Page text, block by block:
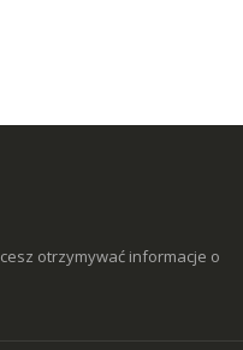
otrzymywać informacje o